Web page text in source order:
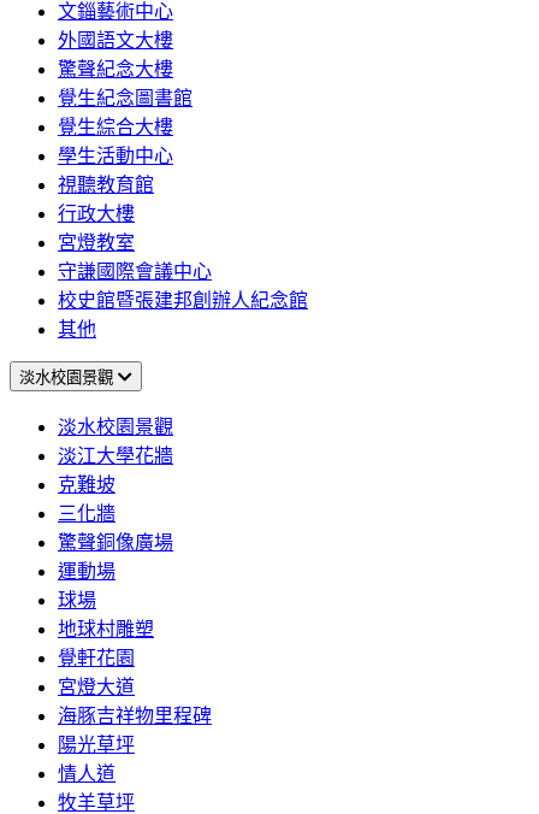
文錙藝術中心
外國語文大樓
驚聲紀念大樓
覺生紀念圖書館
覺生綜合大樓
學生活動中心
視聽教育館
行政大樓
宮燈教室
守謙國際會議中心
校史館暨張建邦創辦人紀念館
其他
淡水校園景觀
淡水校園景觀
淡江大學花牆
克難坡
三化牆
驚聲銅像廣場
運動場
球場
地球村雕塑
覺軒花園
宮燈大道
海豚吉祥物里程碑
陽光草坪
情人道
牧羊草坪